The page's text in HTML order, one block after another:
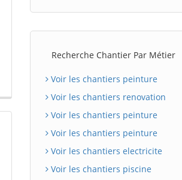
Recherche Chantier Par Métier
Voir les chantiers peinture
Voir les chantiers renovation
Voir les chantiers peinture
Voir les chantiers peinture
Voir les chantiers electricite
Voir les chantiers piscine